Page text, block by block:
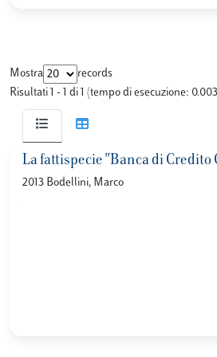
Mostra
records
Risultati 1 - 1 di 1 (tempo di esecuzione:
La fattispecie "Banca di
2013 Bodellini, Marco